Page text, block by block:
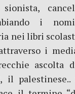
i
nei libri
i
ascolta
il palestinese..